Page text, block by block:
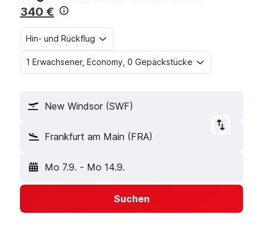
340 €
Hin- und Rückflug
1 Erwachsener, Economy, 0 Gepäckstücke
New Windsor (SWF)
Frankfurt am Main (FRA)
Mo 7.9. - Mo 14.9.
Suchen